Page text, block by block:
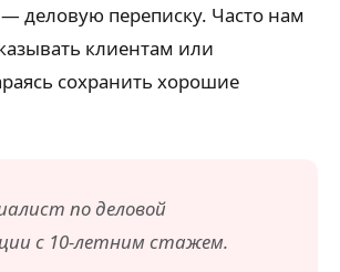
деловую переписку. Часто нам
клиентам или
сохранить хорошие
по деловой
с 10-летним стажем.